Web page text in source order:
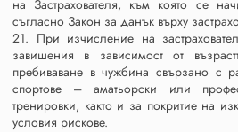
на Застрахователя, към която се
съгласно Закон за данък върху
21. При изчисление на
завишения в зависимост от
пребиваване в чужбина свързано с
спортове – аматьорски или
тренировки, както и за покритие на
условия рискове.